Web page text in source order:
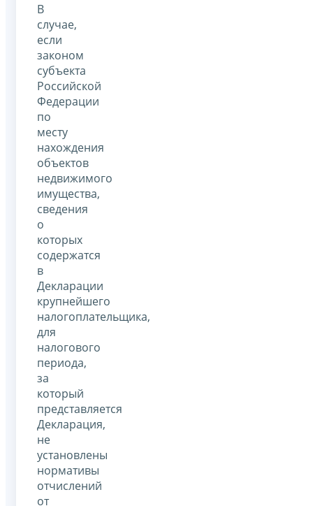
В
случае,
если
законом
субъекта
Российской
Федерации
по
месту
нахождения
объектов
недвижимого
имущества,
сведения
о
которых
содержатся
в
Декларации
крупнейшего
налогоплательщика,
для
налогового
периода,
за
который
представляется
Декларация,
не
установлены
нормативы
отчислений
от